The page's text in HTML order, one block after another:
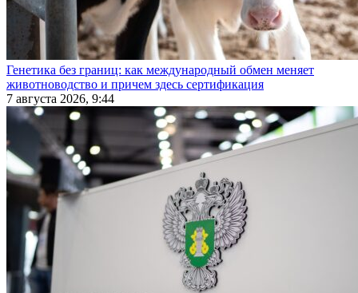
Генетика без границ: как международный обмен меняет
животноводство и причем здесь сертификация
7 августа 2026, 9:44